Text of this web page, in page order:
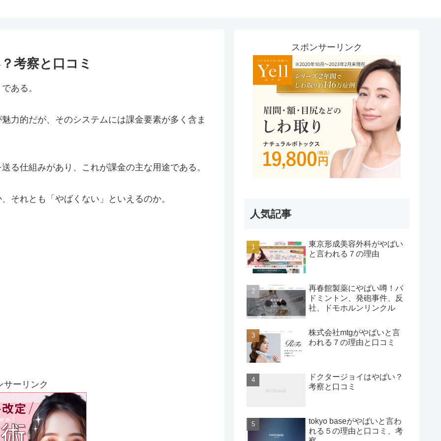
考察と口コミ
ある。
力的だが、そのシステムには課金要素が多く含ま
る仕組みがあり、これが課金の主な用途である。
それとも「やばくない」といえるのか。
サーリンク
スポンサーリンク
人気記事
東京形成美容外科がやばい
と言われる７の理由
再春館製薬にやばい噂！バ
ドミントン、発砲事件、反
社、ドモホルンリンクル
株式会社mtgがやばいと言
われる７の理由と口コミ
ドクタージョイはやばい？
考察と口コミ
tokyo baseがやばいと言わ
れる５の理由と口コミ、考